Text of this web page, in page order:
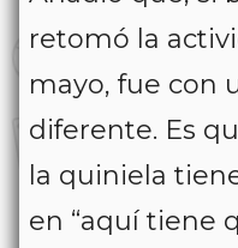
retomó la
mayo, fue con
diferente. Es
la quiniela
en “aquí tiene